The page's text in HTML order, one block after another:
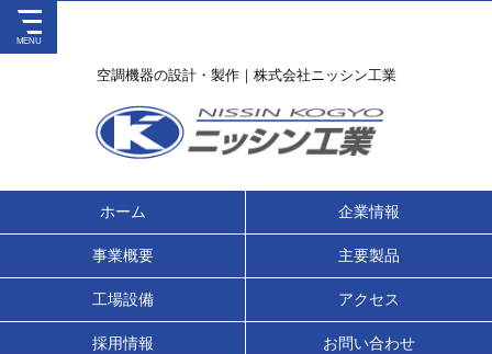
空調機器の設計・製作｜株式会社ニッシン工業
ホーム 企業情報
事業概要 主要製品
工場設備 アクセス
採用情報 お問い合わせ